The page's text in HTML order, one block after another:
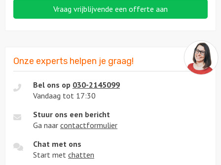
Vraag vrijblijvende een offerte aan
Onze experts helpen je graag!
Bel ons op 030-2145099
Vandaag tot 17:30
Stuur ons een bericht
Ga naar contactformulier
Chat met ons
Start met chatten